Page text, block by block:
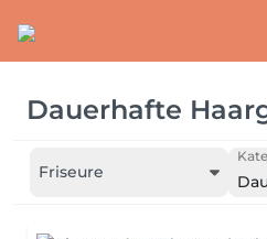
Dauerhafte
Friseure